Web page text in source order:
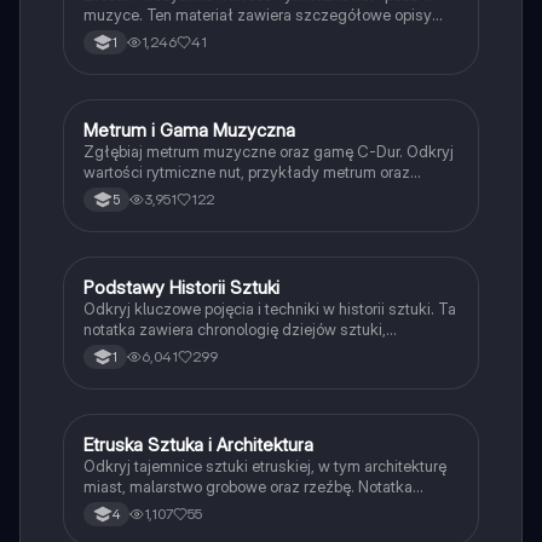
muzyce. Ten materiał zawiera szczegółowe opisy
symboli oraz nazw nut, w tym nuty całe, półnuty,
ćwierćnuty, ósemki i szesnastki. Idealne dla uczniów
1 1,246 41
Muzyka
Metrum i Gama Muzyczna
Zgłębiaj metrum muzyczne oraz gamę C-Dur. Odkryj
wartości rytmiczne nut, przykłady metrum oraz
kluczowe terminy muzyczne. Idealne dla uczniów
muzyki i pasjonatów dźwięków.
5 3,951 122
Plastyka
Podstawy Historii Sztuki
Odkryj kluczowe pojęcia i techniki w historii sztuki. Ta
notatka zawiera chronologię dziejów sztuki,
różnorodne gatunki dzieł oraz szczegółowy przegląd
technik malarskich, rzeźbiarskich i graficznych.
1 6,041 299
Historia
Etruska Sztuka i Architektura
Odkryj tajemnice sztuki etruskiej, w tym architekturę
miast, malarstwo grobowe oraz rzeźbę. Notatka
zawiera szczegółowe informacje o budowie miast,
witrażach, sarkofagach oraz wpływie Etrusków na
4 1,107 55